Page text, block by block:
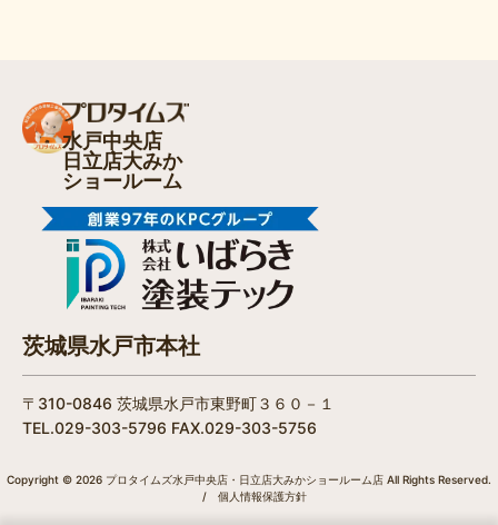
水戸中央店
日立店大みか
ショールーム
茨城県水戸市本社
〒310-0846 茨城県水戸市東野町３６０－１
TEL.029-303-5796 FAX.029-303-5756
Copyright © 2026 プロタイムズ水戸中央店・日立店大みかショールーム店 All Rights Reserved.
/
個人情報保護方針